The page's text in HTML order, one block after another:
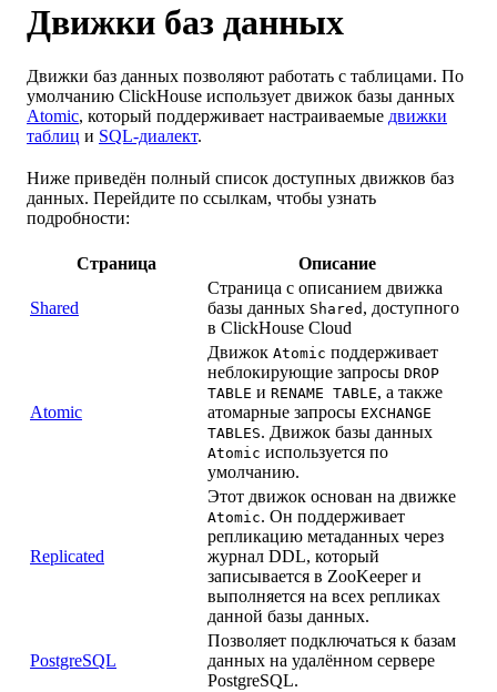
Движки баз данных
Движки баз данных позволяют работать с таблицами. По
умолчанию ClickHouse использует движок базы данных
Atomic, который поддерживает настраиваемые движки
таблиц и SQL-диалект.
Ниже приведён полный список доступных движков баз
данных. Перейдите по ссылкам, чтобы узнать
подробности:
Страница Описание
Shared
Страница с описанием движка
базы данных Shared , доступного
в ClickHouse Cloud
Atomic
Движок Atomic поддерживает
неблокирующие запросы DROP
TABLE и RENAME TABLE, а также
атомарные запросы EXCHANGE
TABLES. Движок базы данных
Atomic используется по
умолчанию.
Replicated
Этот движок основан на движке
Atomic. Он поддерживает
репликацию метаданных через
журнал DDL, который
записывается в ZooKeeper и
выполняется на всех репликах
данной базы данных.
PostgreSQL
Позволяет подключаться к базам
данных на удалённом сервере
PostgreSQL.